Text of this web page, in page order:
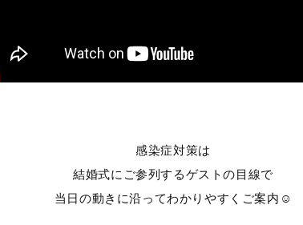
感染症対策は
結婚式にご参列するゲストの目線で
当日の動きに沿ってわかりやすくご案内☺